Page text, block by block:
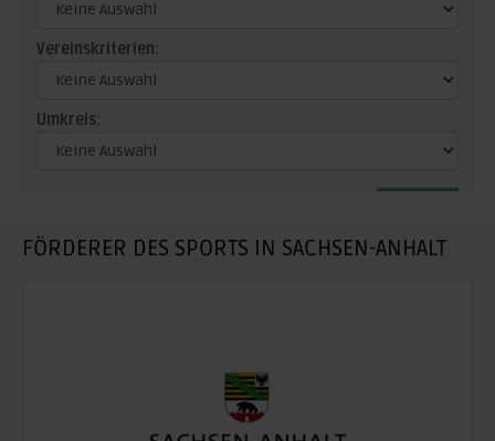
FÖRDERER DES SPORTS IN SACHSEN-ANHALT